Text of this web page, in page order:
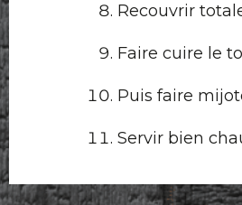
Recouvrir
Faire cuire le
Puis faire
Servir bien